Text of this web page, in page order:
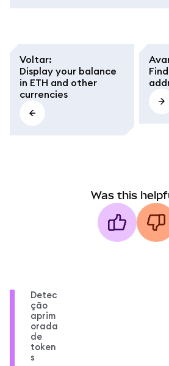
Voltar:
Display your balance
in ETH and other
currencies
Was this
Detec
ção
aprim
orada
de
token
s